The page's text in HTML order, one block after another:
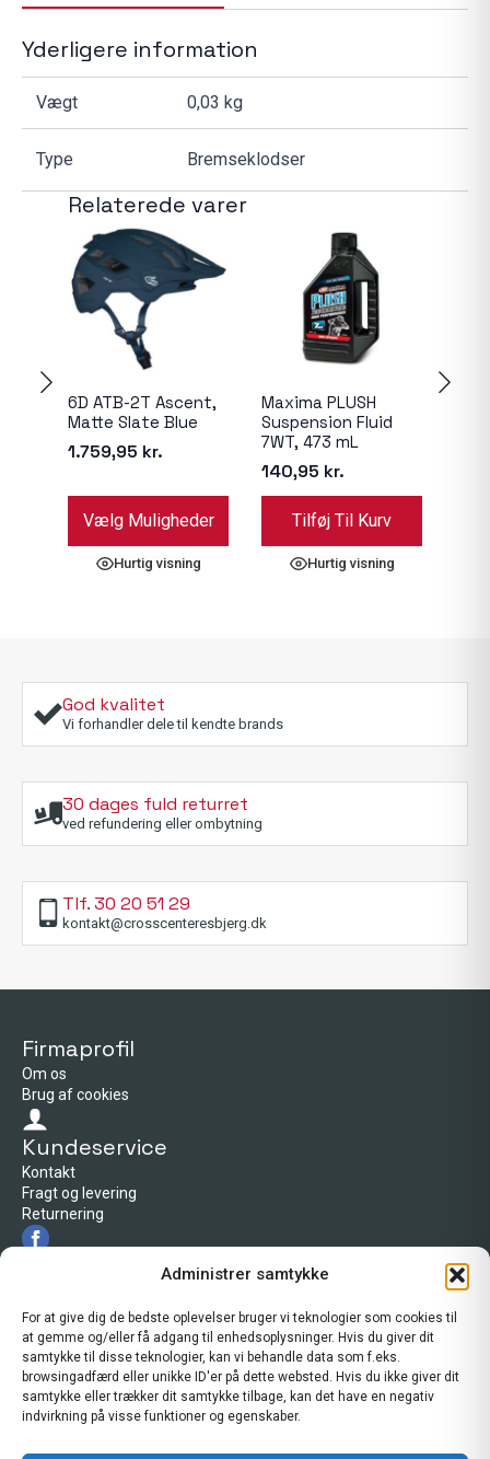
Administrer samtykke
For at give dig de bedste oplevelser bruger vi teknologier som cookies til
at gemme og/eller få adgang til enhedsoplysninger. Hvis du giver dit
samtykke til disse teknologier, kan vi behandle data som f.eks.
browsingadfærd eller unikke ID'er på dette websted. Hvis du ikke giver dit
samtykke eller trækker dit samtykke tilbage, kan det have en negativ
indvirkning på visse funktioner og egenskaber.
Yderligere information
Vægt 0,03 kg
Type Bremseklodser
Relaterede varer
6D ATB-2T Ascent,
Matte Slate Blue
1.759,95 kr.
Vælg Muligheder
vare
på
varesiden
Hurtig visning
Maxima PLUSH
Suspension Fluid
7WT, 473 mL
140,95 kr.
Tilføj Til Kurv
Hurtig visning
God kvalitet
Vi forhandler dele til kendte brands
30 dages fuld returret
ved refundering eller ombytning
Tlf. 30 20 51 29
kontakt@crosscenteresbjerg.dk
Firmaprofil
Om os
Brug af cookies
Kundeservice
Kontakt
Fragt og levering
Returnering
Tarp byvej 66
6715 Esbjerg N
Telefon: 30 20 51 29
kontakt@crosscenteresbjerg.dk
Åbningstider i butikken